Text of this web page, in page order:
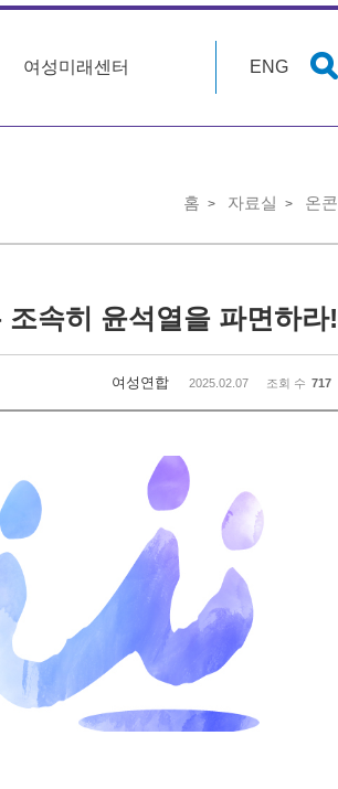
여성미래센터 ENG
홈 자료실 온콘
속히 윤석열을 파면하라!
여성연합 2025.02.07 조회 수 717